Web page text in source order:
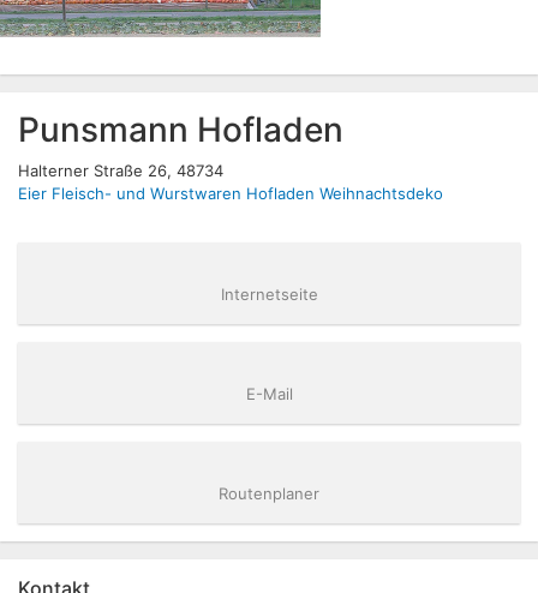
Punsmann Hofladen
Halterner Straße 26, 48734
Eier Fleisch- und Wurstwaren Hofladen Weihnachtsdeko
Internetseite
E-Mail
Routenplaner
Kontakt